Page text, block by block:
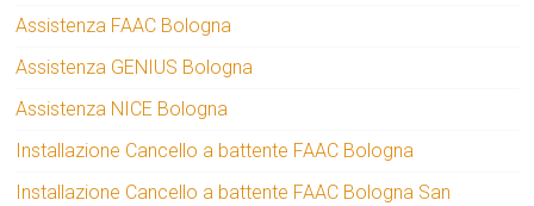
Assistenza FAAC Bologna
Assistenza GENIUS Bologna
Assistenza NICE Bologna
Installazione Cancello a battente FAAC Bologna
Installazione Cancello a battente FAAC Bologna San